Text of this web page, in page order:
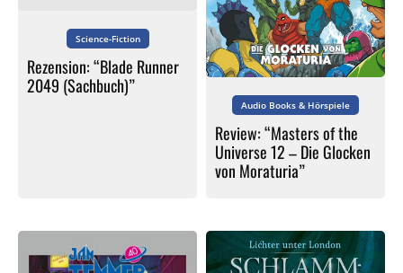
Science-Fiction
Rezension: “Blade Runner
2049 (Sachbuch)”
Audio Books & Hörspiele
Review: “Masters of the
Universe 12 – Die Glocken
von Moraturia”